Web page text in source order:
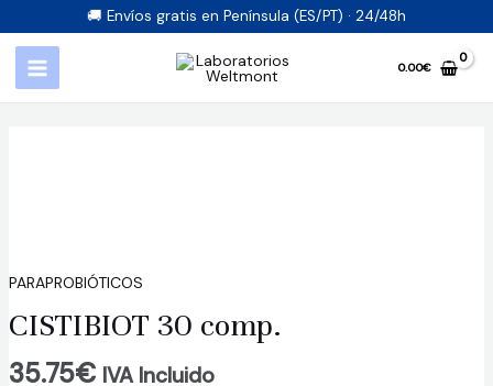
🚚 Envíos gratis en Península (ES/PT) · 24/48h
0.00€
PARAPROBIÓTICOS
CISTIBIOT 30 comp.
35.75€ IVA Incluido